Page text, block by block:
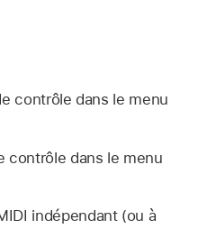
contrôle dans le menu
contrôle dans le menu
indépendant (ou à